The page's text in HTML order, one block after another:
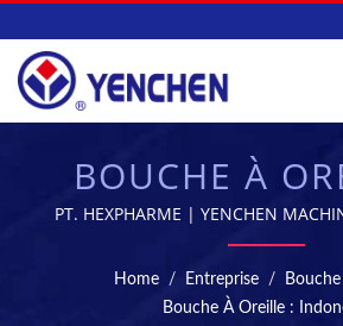
BOUCHE À
PT. HEXPHARME | YENCHEN
spécialise dans la fabrication
pharmaceutiques depuis
Home / Entreprise /
Bouche À Oreille :